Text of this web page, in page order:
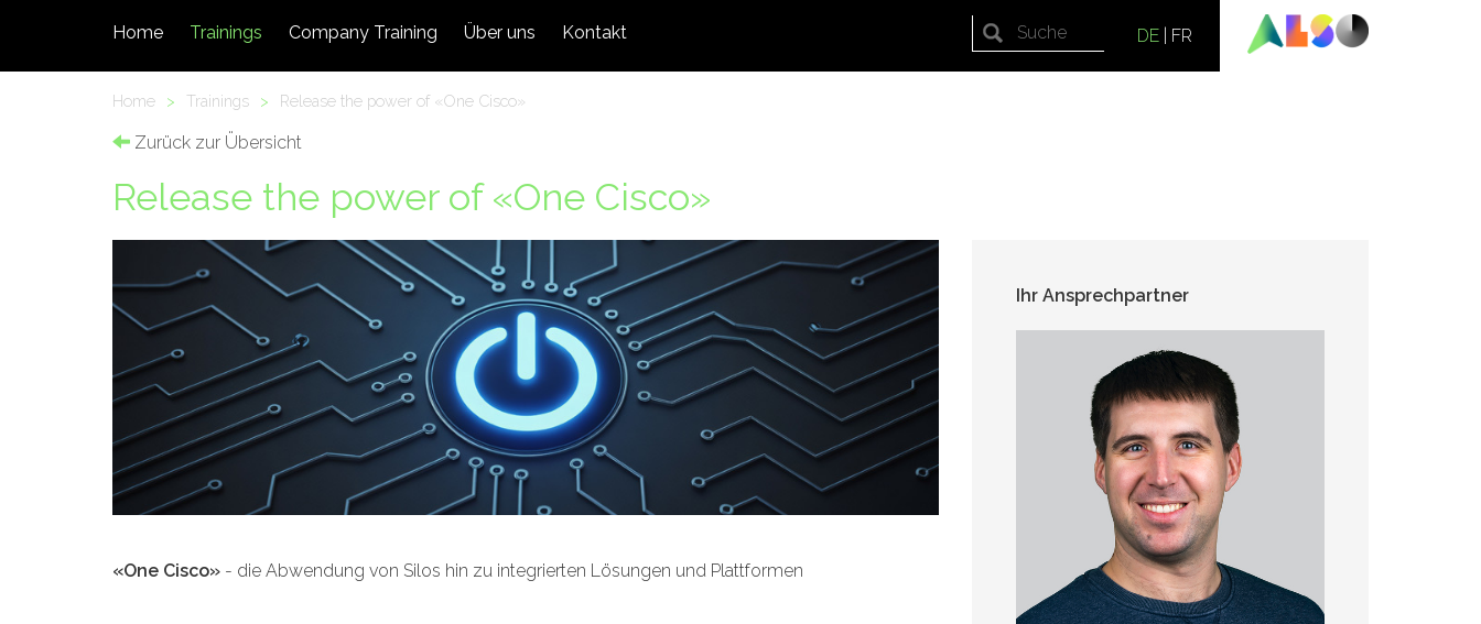
DE FR
Home Trainings Company Training Über uns Kontakt
Home > Trainings > Release the power of «One Cisco»
Zurück zur Übersicht
Release the power of «One Cisco»
«One Cisco» - die Abwendung von Silos hin zu integrierten Lösungen und Plattformen
Ihr Ansprechpartner